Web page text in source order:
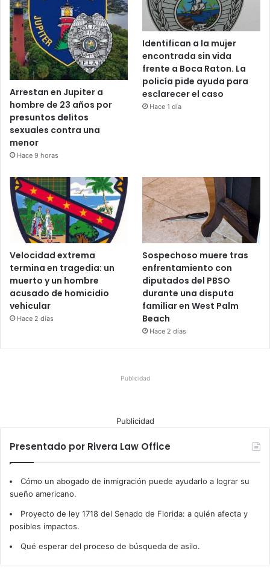
Arrestan en Jupiter a
hombre de 23 años por
presuntos delitos
sexuales contra una
menor
Hace 9 horas
Identifican a la mujer
encontrada sin vida
frente a Boca Raton. La
policía pide ayuda para
esclarecer el caso
Hace 1 día
Velocidad extrema
termina en tragedia: un
muerto y un hombre
acusado de homicidio
vehicular
Hace 2 días
Sospechoso muere tras
enfrentamiento con
diputados del PBSO
durante una disputa
familiar en West Palm
Beach
Hace 2 días
Publicidad
Publicidad
Presentado por Rivera Law Office
Cómo un abogado de inmigración puede ayudarlo a lograr su
sueño americano.
Proyecto de ley 1718 del Senado de Florida: a quién afecta y
posibles impactos.
Qué esperar del proceso de búsqueda de asilo.